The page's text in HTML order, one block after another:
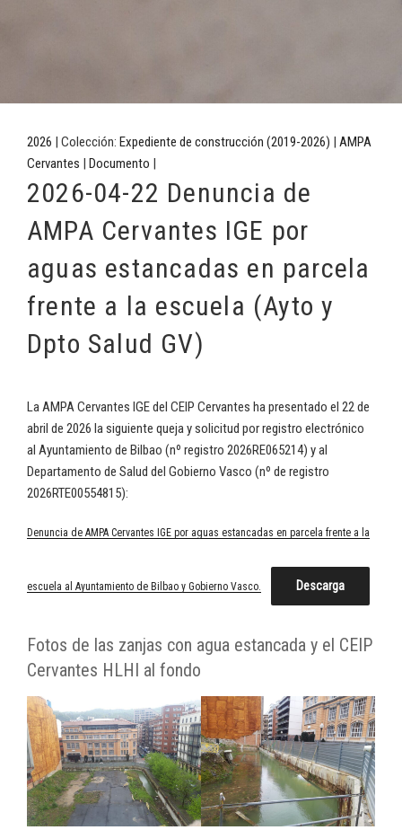
2026 | Colección: Expediente de construcción (2019-2026) | AMPA
Cervantes | Documento |
2026-04-22 Denuncia de
AMPA Cervantes IGE por
aguas estancadas en parcela
frente a la escuela (Ayto y
Dpto Salud GV)
La AMPA Cervantes IGE del CEIP Cervantes ha presentado el 22 de
abril de 2026 la siguiente queja y solicitud por registro electrónico
al Ayuntamiento de Bilbao (nº registro 2026RE065214) y al
Departamento de Salud del Gobierno Vasco (nº de registro
2026RTE00554815):
Denuncia de AMPA Cervantes IGE por aguas estancadas en parcela frente a la
escuela al Ayuntamiento de Bilbao y Gobierno Vasco. Descarga
Fotos de las zanjas con agua estancada y el CEIP
Cervantes HLHI al fondo